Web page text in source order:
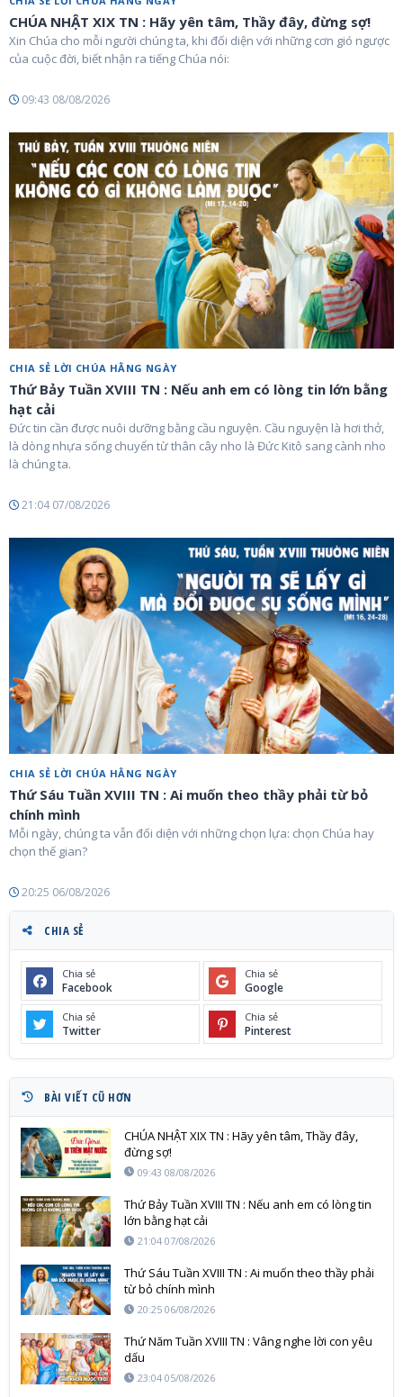
CHÚA NHẬT XIX TN : Hãy yên tâm, Thầy đây, đừng sợ!
Xin Chúa cho mỗi người chúng ta, khi đối diện với những cơn gió ngược
của cuộc đời, biết nhận ra tiếng Chúa nói:
09:43 08/08/2026
CHIA SẺ LỜI CHÚA HẰNG NGÀY
Thứ Bảy Tuần XVIII TN : Nếu anh em có lòng tin lớn bằng
hạt cải
Đức tin cần được nuôi dưỡng bằng cầu nguyện. Cầu nguyện là hơi thở,
là dòng nhựa sống chuyển từ thân cây nho là Đức Kitô sang cành nho
là chúng ta.
21:04 07/08/2026
CHIA SẺ LỜI CHÚA HẰNG NGÀY
Thứ Sáu Tuần XVIII TN : Ai muốn theo thầy phải từ bỏ
chính mình
Mỗi ngày, chúng ta vẫn đối diện với những chọn lựa: chọn Chúa hay
chọn thế gian?
20:25 06/08/2026
CHIA SẺ
Chia sẻ
Facebook
Chia sẻ
Google
Chia sẻ
Twitter
Chia sẻ
Pinterest
BÀI VIẾT CŨ HƠN
CHÚA NHẬT XIX TN : Hãy yên tâm, Thầy đây,
đừng sợ!
09:43 08/08/2026
Thứ Bảy Tuần XVIII TN : Nếu anh em có lòng tin
lớn bằng hạt cải
21:04 07/08/2026
Thứ Sáu Tuần XVIII TN : Ai muốn theo thầy phải
từ bỏ chính mình
20:25 06/08/2026
Thứ Năm Tuần XVIII TN : Vâng nghe lời con yêu
dấu
23:04 05/08/2026